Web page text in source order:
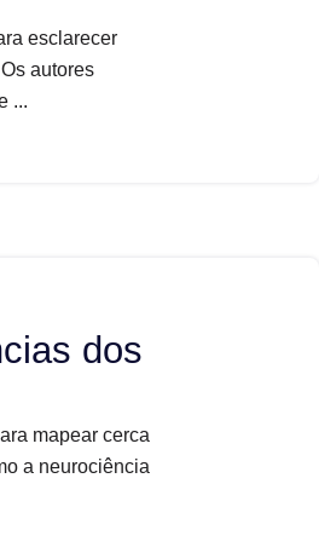
esclarecer
autores
...
dos
mapear cerca
a neurociência